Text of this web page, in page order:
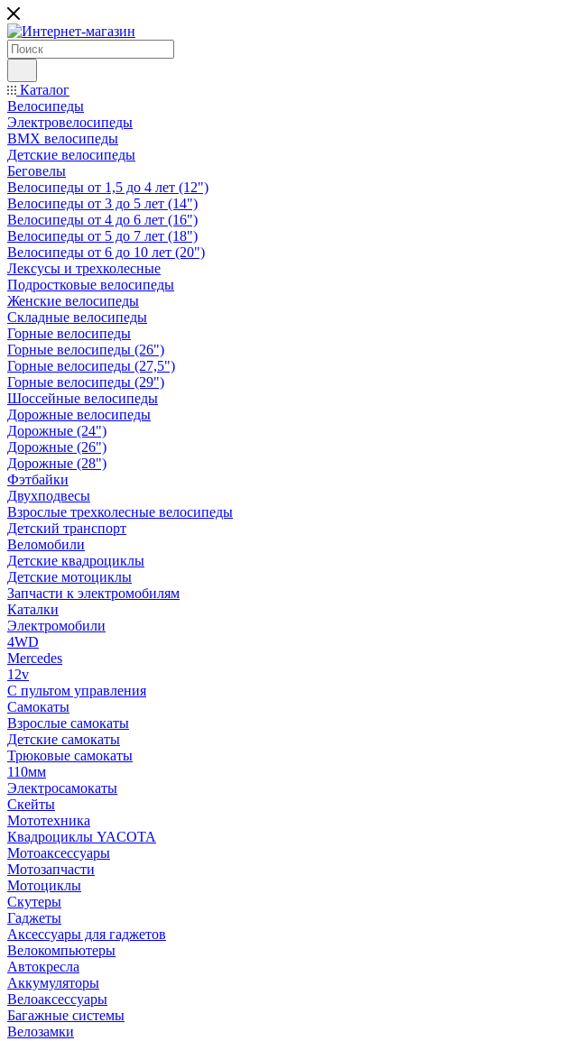
Каталог
Велосипеды
Электровелосипеды
BMX велосипеды
Детские велосипеды
Беговелы
Велосипеды от 1,5 до 4 лет (12")
Велосипеды от 3 до 5 лет (14")
Велосипеды от 4 до 6 лет (16")
Велосипеды от 5 до 7 лет (18")
Велосипеды от 6 до 10 лет (20")
Лексусы и трехколесные
Подростковые велосипеды
Женские велосипеды
Складные велосипеды
Горные велосипеды
Горные велосипеды (26")
Горные велосипеды (27,5")
Горные велосипеды (29")
Шоссейные велосипеды
Дорожные велосипеды
Дорожные (24")
Дорожные (26")
Дорожные (28")
Фэтбайки
Двухподвесы
Взрослые трехколесные велосипеды
Детский транспорт
Веломобили
Детские квадроциклы
Детские мотоциклы
Запчасти к электромобилям
Каталки
Электромобили
4WD
Mercedes
12v
С пультом управления
Самокаты
Взрослые самокаты
Детские самокаты
Трюковые самокаты
110мм
Электросамокаты
Скейты
Мототехника
Квадроциклы YACOTA
Мотоаксессуары
Мотозапчасти
Мотоциклы
Скутеры
Гаджеты
Аксессуары для гаджетов
Велокомпьютеры
Автокресла
Аккумуляторы
Велоаксессуары
Багажные системы
Велозамки